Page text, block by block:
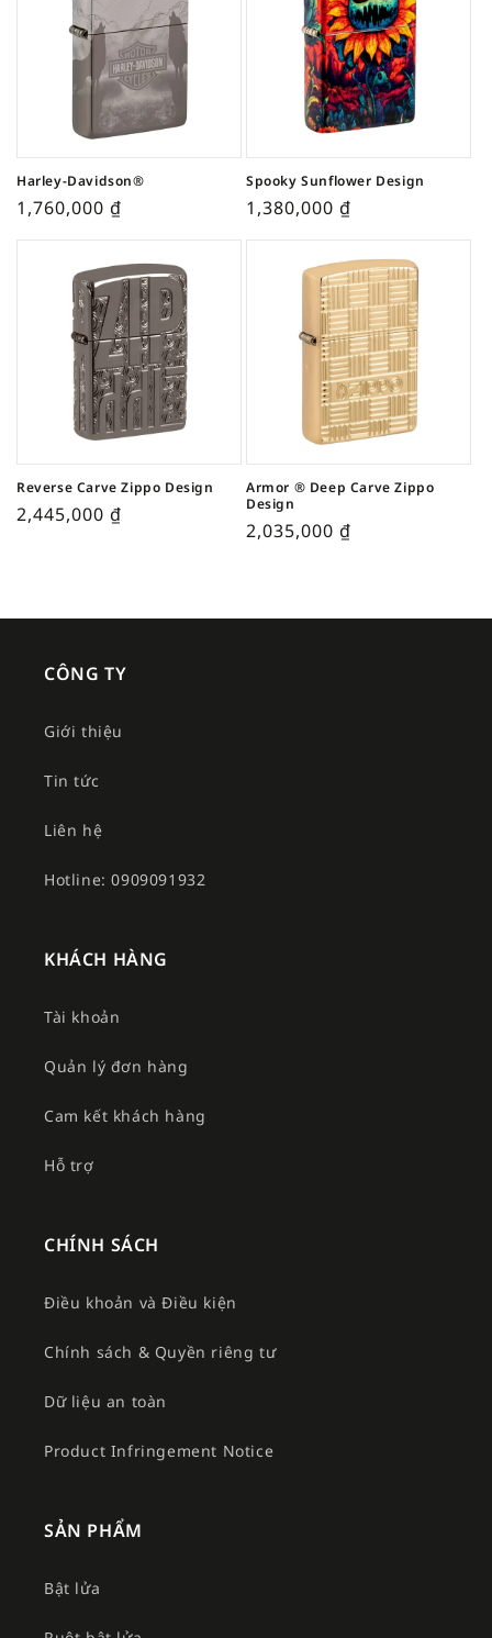
Harley-Davidson®
1,760,000 ₫
Spooky Sunflower Design
1,380,000 ₫
Reverse Carve Zippo Design
2,445,000 ₫
Armor ® Deep Carve Zippo
Design
2,035,000 ₫
CÔNG TY
Giới thiệu
Tin tức
Liên hệ
Hotline: 0909091932
KHÁCH HÀNG
Tài khoản
Quản lý đơn hàng
Cam kết khách hàng
Hỗ trợ
CHÍNH SÁCH
Điều khoản và Điều kiện
Chính sách & Quyền riêng tư
Dữ liệu an toàn
Product Infringement Notice
SẢN PHẨM
Bật lửa